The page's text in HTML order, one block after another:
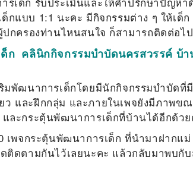
กแบบ 1:1 นะคะ มีกิจกรรมต่าง ๆ ให้เด็
กครองท่านไหนสนใจ ก็สามารถติดต่อไป
ก คลินิกกิจกรรมบำบัดนครสวรรค์ บ้
ริมพัฒนาการเด็กโดยมีนักกิจกรรมบำบัด
ว และฝึกกลุ่ม และภายในเพจยังมีภาพข
ละกระตุ้นพัฒนาการเด็กที่บ้านได้อีกด้ว
เพจกระตุ้นพัฒนาการเด็ก ที่นำมาฝากแ
ดตามกันไว้เลยนะคะ แล้วกลับมาพบกับ